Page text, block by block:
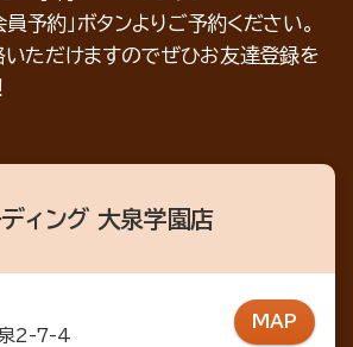
予約」ボタンよりご予約ください。
いただけますのでぜひお友達登録を
ディング 大泉学園店
泉2-7-4
MAP